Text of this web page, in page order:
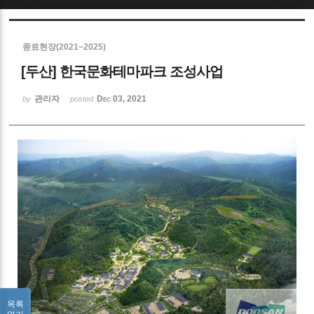
종료현장(2021~2025)
[두산] 한국문화테마파크 조성사업
by 관리자 posted Dec 03, 2021
목록
Sketchbook5, 스케치북5
Sketchbook5, 스케치북5